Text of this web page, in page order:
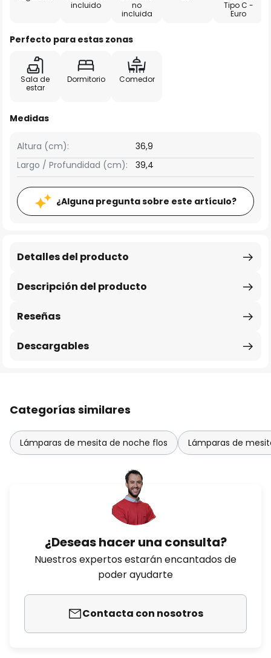
incluido
no
incluida
Tipo C -
Euro
Perfecto para estas zonas
Sala de
estar
Dormitorio Comedor
Medidas
Altura (cm):
36,9
Largo / Profundidad (cm):
39,4
¿Alguna pregunta sobre este artículo?
Descripción del producto
Detalles del producto
Reseñas
Descargables
Categorías similares
Lámparas de mesita de noche flos Lámparas de
¿Deseas hacer una consulta?
Nuestros expertos estarán encantados de
poder ayudarte
Contacta con nosotros